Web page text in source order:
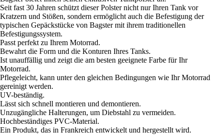
Seit fast 30 Jahren schützt dieser Polster nicht nur Ihren Tank vor
Kratzern und Stößen, sondern ermöglicht auch die Befestigung der
typischen Gepäckstücke von Bagster mit ihrem traditionellen
Befestigungssystem.
Passt perfekt zu Ihrem Motorrad.
Bewahrt die Form und die Konturen Ihres Tanks.
Ist unauffällig und zeigt die am besten geeignete Farbe für Ihr
Motorrad.
Pflegeleicht, kann unter den gleichen Bedingungen wie Ihr Motorrad
gereinigt werden.
UV-beständig.
Lässt sich schnell montieren und demontieren.
Unzugängliche Halterungen, um Diebstahl zu vermeiden.
Hochbeständiges PVC-Material.
Ein Produkt, das in Frankreich entwickelt und hergestellt wird.